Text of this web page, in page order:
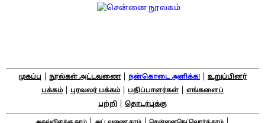
முகப்பு நூல்கள் அட்டவணை| நன்கொடை அளிக்க!
உறுப்பினர்
பக்கம்| புரவலர் பக்கம்| பதிப்பாளர்கள்
எங்களைப்
பற்றி
தொடர்புக்கு